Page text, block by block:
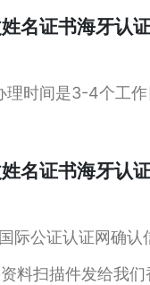
名证书海牙认
理时间是3-4个工作
名证书海牙认
际公证认证网确认
料扫描件发给我们